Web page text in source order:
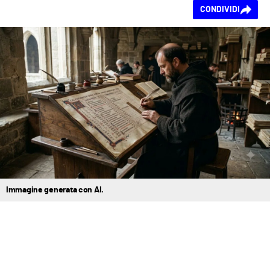
CONDIVIDI
Immagine generata con AI.